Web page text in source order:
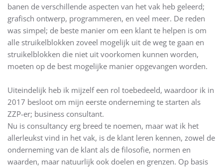
banen de verschillende aspecten van het vak heb geleerd;
grafisch ontwerp, programmeren, en veel meer. De reden
was simpel; de beste manier om een klant te helpen is om
alle struikelblokken zoveel mogelijk uit de weg te gaan en
struikelblokken die niet uit voorkomen kunnen worden,
moeten op de best mogelijke manier opgevangen worden.
Uiteindelijk heb ik mijzelf een rol toebedeeld, waardoor ik in
2017 besloot om mijn eerste onderneming te starten als
ZZP-er; business consultant.
Nu is consultancy erg breed te noemen, maar wat ik het
allerleukst vind in het vak, is de klant leren kennen, zowel de
onderneming van de klant als de filosofie, normen en
waarden, maar natuurlijk ook doelen en grenzen. Op basis